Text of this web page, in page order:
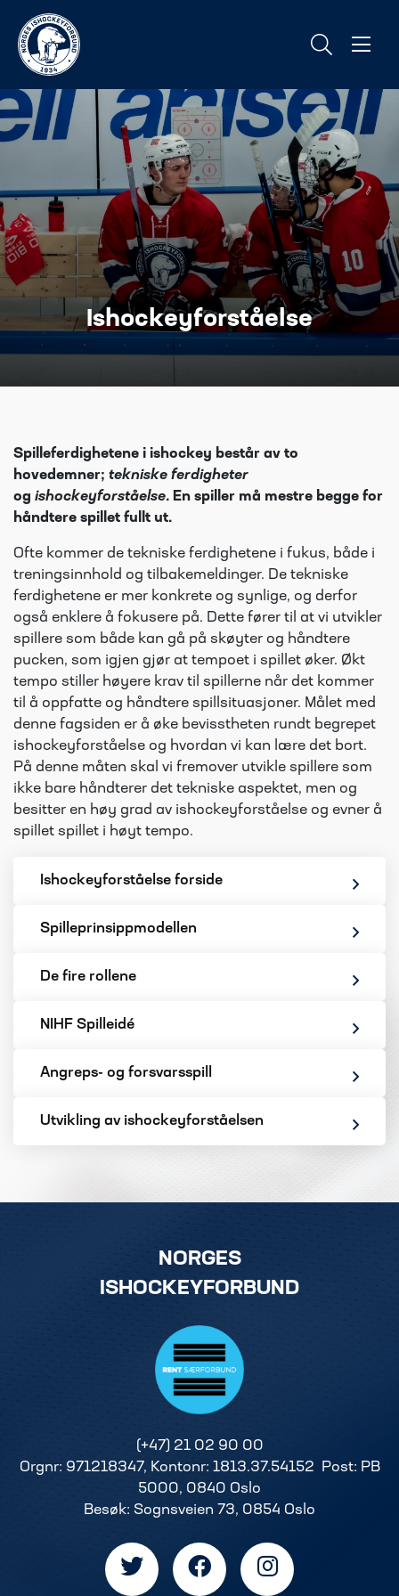
Ishockeyforståelse
Spilleferdighetene i ishockey består av to
hovedemner; tekniske ferdigheter
og ishockeyforståelse. En spiller må mestre begge for
håndtere spillet fullt ut.
Ofte kommer de tekniske ferdighetene i fukus, både i
treningsinnhold og tilbakemeldinger. De tekniske
ferdighetene er mer konkrete og synlige, og derfor
også enklere å fokusere på. Dette fører til at vi utvikler
spillere som både kan gå på skøyter og håndtere
pucken, som igjen gjør at tempoet i spillet øker. Økt
tempo stiller høyere krav til spillerne når det kommer
til å oppfatte og håndtere spillsituasjoner. Målet med
denne fagsiden er å øke bevisstheten rundt begrepet
ishockeyforståelse og hvordan vi kan lære det bort.
På denne måten skal vi fremover utvikle spillere som
ikke bare håndterer det tekniske aspektet, men og
besitter en høy grad av ishockeyforståelse og evner å
spillet spillet i høyt tempo.
Ishockeyforståelse forside
Spilleprinsippmodellen
De fire rollene
NIHF Spilleidé
Angreps- og forsvarsspill
Utvikling av ishockeyforståelsen
NORGES
ISHOCKEYFORBUND
(+47) 21 02 90 00
Orgnr: 971218347, Kontonr: 1813.37.54152 Post: PB
5000, 0840 Oslo
Besøk: Sognsveien 73, 0854 Oslo